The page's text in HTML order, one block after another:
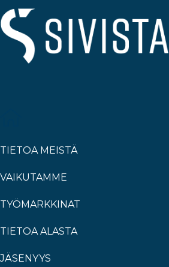
TIETOA MEISTÄ
VAIKUTAMME
TYÖMARKKINAT
TIETOA ALASTA
JÄSENYYS